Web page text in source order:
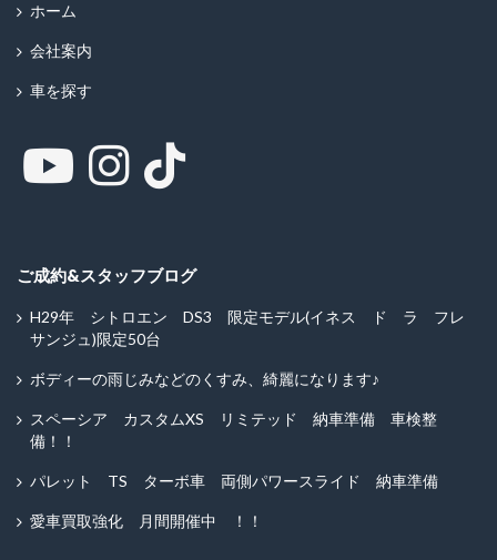
ホーム
会社案内
車を探す
ご成約&スタッフブログ
H29年 シトロエン DS3 限定モデル(イネス ド ラ フレ
サンジュ)限定50台
ボディーの雨じみなどのくすみ、綺麗になります♪
スペーシア カスタムXS リミテッド 納車準備 車検整
備！！
パレット TS ターボ車 両側パワースライド 納車準備
愛車買取強化 月間開催中 ！！